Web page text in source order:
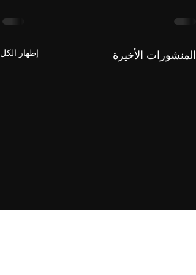
المنشورات الأخيرة إظهار الكل